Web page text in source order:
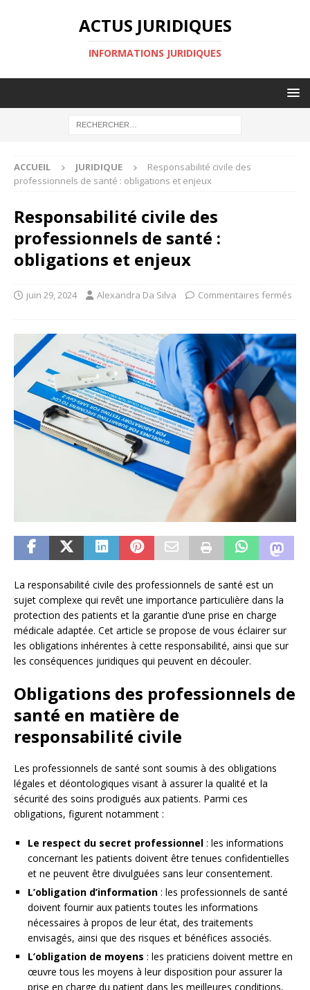
ACTUS JURIDIQUES
INFORMATIONS JURIDIQUES
ACCUEIL JURIDIQUE
Responsabilité civile des
professionnels de santé : obligations et enjeux
Responsabilité civile des
professionnels de santé :
obligations et enjeux
juin 29, 2024 Alexandra Da Silva Commentaires fermés
La responsabilité civile des professionnels de santé est un
sujet complexe qui revêt une importance particulière dans la
protection des patients et la garantie d’une prise en charge
médicale adaptée. Cet article se propose de vous éclairer sur
les obligations inhérentes à cette responsabilité, ainsi que sur
les conséquences juridiques qui peuvent en découler.
Obligations des professionnels de
santé en matière de
responsabilité civile
Les professionnels de santé sont soumis à des obligations
légales et déontologiques visant à assurer la qualité et la
sécurité des soins prodigués aux patients. Parmi ces
obligations, figurent notamment :
Le respect du secret professionnel : les informations
concernant les patients doivent être tenues confidentielles
et ne peuvent être divulguées sans leur consentement.
L’obligation d’information : les professionnels de santé
doivent fournir aux patients toutes les informations
nécessaires à propos de leur état, des traitements
envisagés, ainsi que des risques et bénéfices associés.
L’obligation de moyens : les praticiens doivent mettre en
œuvre tous les moyens à leur disposition pour assurer la
prise en charge du patient dans les meilleures conditions,